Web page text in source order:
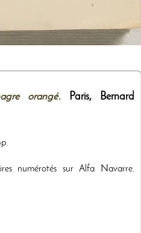
orangé. Paris,
Bernard
numérotés sur Alfa Navarre.